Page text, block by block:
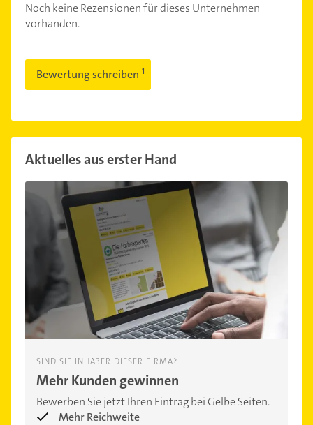
Noch keine Rezensionen für dieses Unternehmen
vorhanden.
Bewertung schreiben
Aktuelles aus erster Hand
SIND SIE INHABER DIESER FIRMA?
Mehr Kunden gewinnen
Bewerben Sie jetzt Ihren Eintrag bei Gelbe Seiten.
Mehr Reichweite